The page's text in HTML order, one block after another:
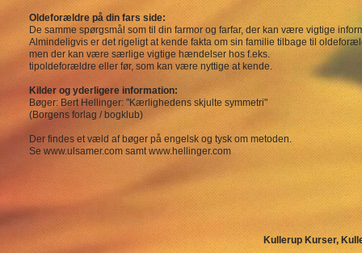
Oldeforældre på din fars side:
De samme spørgsmål som til din farmor og farfar, der kan være vigtige
Almindeligvis er det rigeligt at kende fakta om sin familie tilbage til
men der kan være særlige vigtige hændelser hos f.eks.
tipoldeforældre eller før, som kan være nyttige at kende.
Kilder og yderligere information:
Bøger: Bert Hellinger: "Kærlighedens skjulte symmetri"
(Borgens forlag / bogklub)
Der findes et væld af bøger på engelsk og tysk om metoden.
Se www.ulsamer.comsamtwww.hellinger.com
Kullerup Kurser,